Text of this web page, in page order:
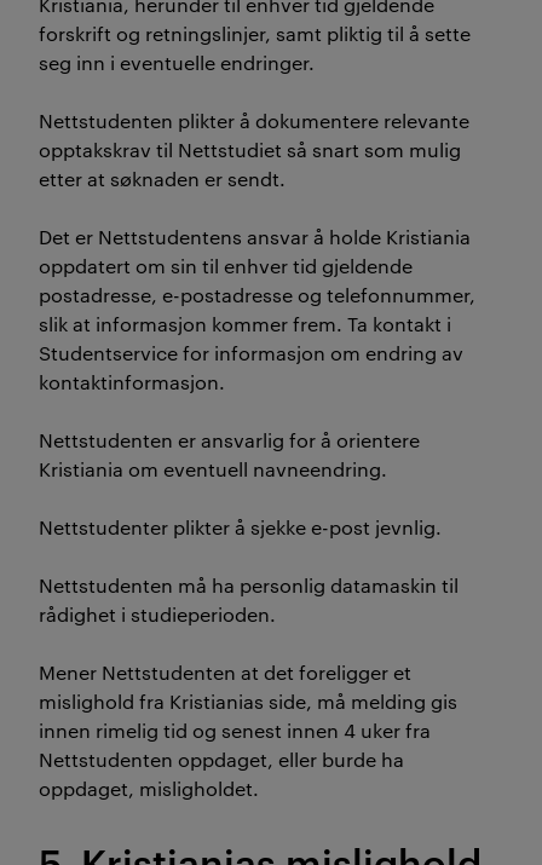
forskrift og retningslinjer, samt pliktig til å sette
seg inn i eventuelle endringer.
Nettstudenten plikter å dokumentere relevante
opptakskrav til Nettstudiet så snart som mulig
etter at søknaden er sendt.
Det er Nettstudentens ansvar å holde Kristiania
oppdatert om sin til enhver tid gjeldende
postadresse, e-postadresse og telefonnummer,
slik at informasjon kommer frem. Ta kontakt i
Studentservice for informasjon om endring av
kontaktinformasjon.
Nettstudenten er ansvarlig for å orientere
Kristiania om eventuell navneendring.
Nettstudenter plikter å sjekke e-post jevnlig.
Nettstudenten må ha personlig datamaskin til
rådighet i studieperioden.
Mener Nettstudenten at det foreligger et
mislighold fra Kristianias side, må melding gis
innen rimelig tid og senest innen 4 uker fra
Nettstudenten oppdaget, eller burde ha
oppdaget, misligholdet.